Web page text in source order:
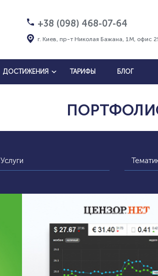
+38 (098) 468-07-64
г. Киев, пр-т Николая Бажана, 1М, офис
ДОСТИЖЕНИЯ ТАРИФЫ БЛОГ
Услуги